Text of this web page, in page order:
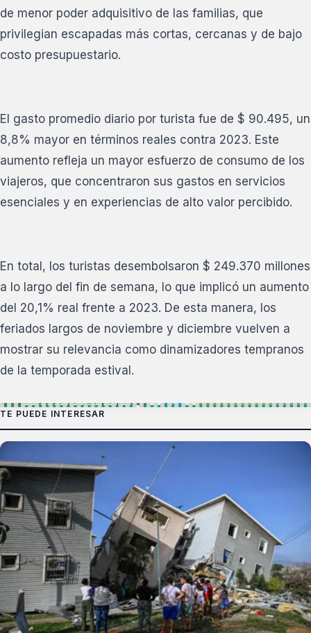
de menor poder adquisitivo de las familias, que
privilegian escapadas más cortas, cercanas y de bajo
costo presupuestario.
El gasto promedio diario por turista fue de $ 90.495, un
8,8% mayor en términos reales contra 2023. Este
aumento refleja un mayor esfuerzo de consumo de los
viajeros, que concentraron sus gastos en servicios
esenciales y en experiencias de alto valor percibido.
En total, los turistas desembolsaron $ 249.370 millones
a lo largo del fin de semana, lo que implicó un aumento
del 20,1% real frente a 2023. De esta manera, los
feriados largos de noviembre y diciembre vuelven a
mostrar su relevancia como dinamizadores tempranos
de la temporada estival.
TE PUEDE INTERESAR